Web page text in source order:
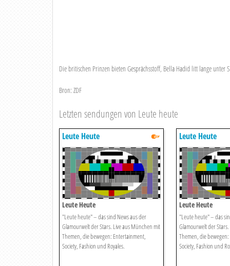
Die britischen Prinzen bieten Gesprächsstoff, Bella Hadid litt lange unter
Bron: ZDF
Letzten sendungen von Leute heute
Leute Heute
Leute Heute
"Leute heute" – das sind News aus der
Glamourwelt der Stars. Live aus München mit
Themen, die bewegen: Entertainment,
Society, Fashion und Royales.
Leute Heute
Leute Heute
"Leute heute" – das
Glamourwelt der
Themen, die
Society, Fashion und